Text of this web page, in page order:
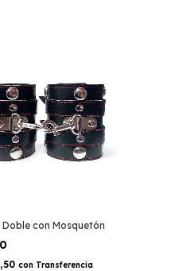
Doble con Mosquetón
con Transferencia